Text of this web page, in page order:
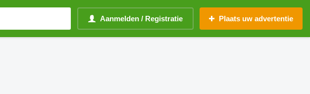
Aanmelden / Registratie Plaats uw advertentie